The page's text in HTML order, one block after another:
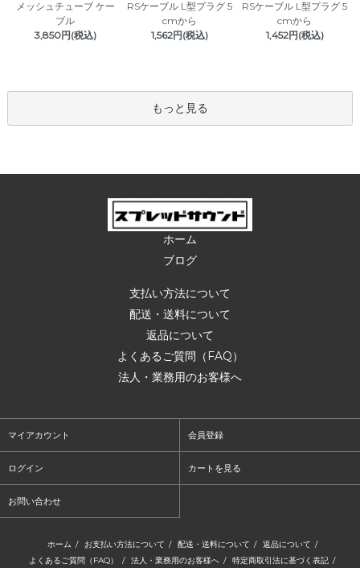
メッシュチューブ ケー
ブル
3,850円(税込)
RSケーブル L型プラグ 5
cmから
1,562円(税込)
RSケーブル L型プラグ 5
cmから
1,452円(税込)
もっと見る
ホーム
ブログ
支払い方法について
配送・送料について
返品について
よくあるご質問（FAQ）
法人・業務用のお客様へ
マイアカウント 会員登録
ログイン カートを見る
お問い合わせ
ホーム / お支払い方法について / 配送・送料について / 返品について /
よくあるご質問（FAQ）
/ 法人・業務用のお客様へ / 特定商取引法に基づく表記 /